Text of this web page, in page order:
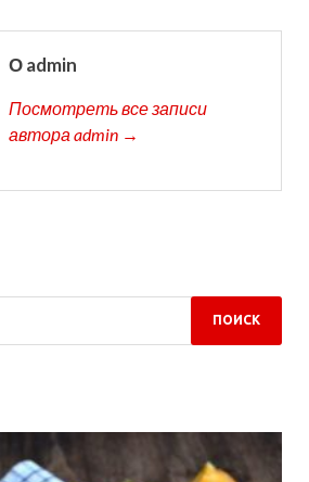
О admin
Посмотреть все записи
автора admin →